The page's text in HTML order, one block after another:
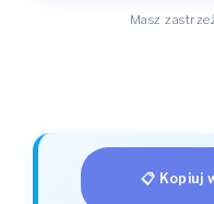
Masz
📋 Kopiuj